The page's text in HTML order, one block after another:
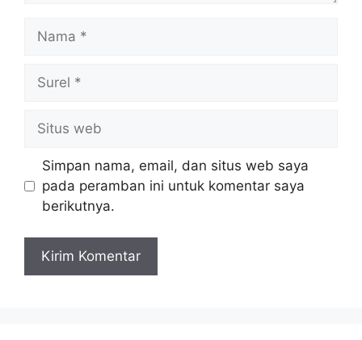
Nama
Surel
Situs
web
Simpan nama, email, dan situs web saya
pada peramban ini untuk komentar saya
berikutnya.